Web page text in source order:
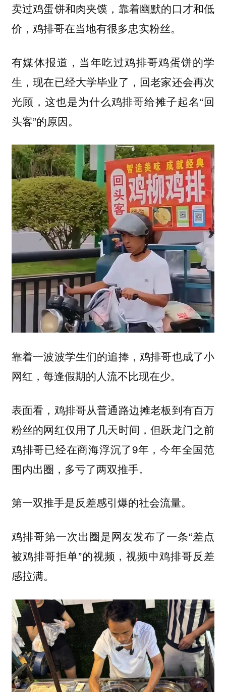
卖过鸡蛋饼和肉夹馍，靠着幽默的口才和低
价，鸡排哥在当地有很多忠实粉丝。
有媒体报道，当年吃过鸡排哥鸡蛋饼的学
生，现在已经大学毕业了，回老家还会再次
光顾，这也是为什么鸡排哥给摊子起名“回
头客”的原因。
靠着一波波学生们的追捧，鸡排哥也成了小
网红，每逢假期的人流不比现在少。
表面看，鸡排哥从普通路边摊老板到有百万
粉丝的网红仅用了几天时间，但跃龙门之前
鸡排哥已经在商海浮沉了9年，今年全国范
围内出圈，多亏了两双推手。
第一双推手是反差感引爆的社会流量。
鸡排哥第一次出圈是网友发布了一条“差点
被鸡排哥拒单”的视频，视频中鸡排哥反差
感拉满。